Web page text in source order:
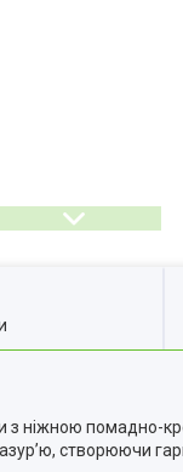
з ніжною
створюючи